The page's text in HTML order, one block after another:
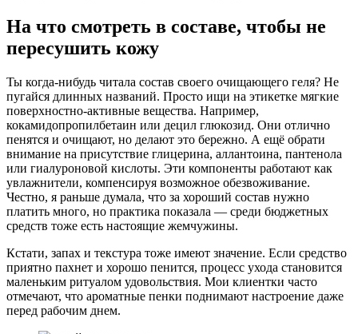
На что смотреть в составе, чтобы не
пересушить кожу
Ты когда-нибудь читала состав своего очищающего геля? Не
пугайся длинных названий. Просто ищи на этикетке мягкие
поверхностно-активные вещества. Например,
кокамидопропилбетаин или децил глюкозид. Они отлично
пенятся и очищают, но делают это бережно. А ещё обрати
внимание на присутствие глицерина, аллантоина, пантенола
или гиалуроновой кислоты. Эти компоненты работают как
увлажнители, компенсируя возможное обезвоживание.
Честно, я раньше думала, что за хороший состав нужно
платить много, но практика показала — среди бюджетных
средств тоже есть настоящие жемчужины.
Кстати, запах и текстура тоже имеют значение. Если средство
приятно пахнет и хорошо пенится, процесс ухода становится
маленьким ритуалом удовольствия. Мои клиентки часто
отмечают, что ароматные пенки поднимают настроение даже
перед рабочим днем.